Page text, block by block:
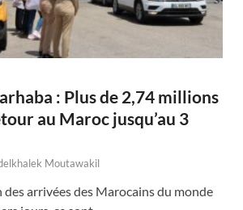
: Plus de 2,74 millions
au Maroc jusqu’au 3
Moutawakil
des arrivées des Marocains du monde